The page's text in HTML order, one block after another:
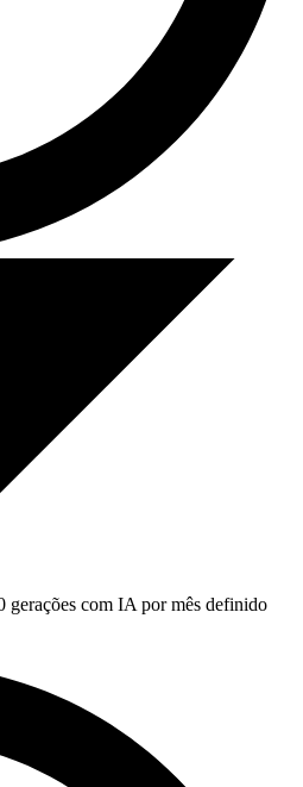
gerações com IA por mês definido